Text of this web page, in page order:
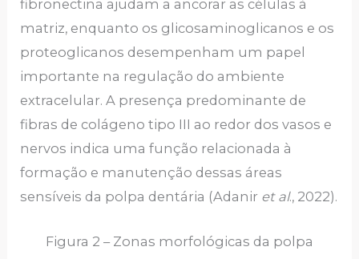
fibronectina ajudam a ancorar as células à
matriz, enquanto os glicosaminoglicanos e os
proteoglicanos desempenham um papel
importante na regulação do ambiente
extracelular. A presença predominante de
fibras de colágeno tipo III ao redor dos vasos e
nervos indica uma função relacionada à
formação e manutenção dessas áreas
sensíveis da polpa dentária (Adanir et al., 2022).
Figura 2 – Zonas morfológicas da polpa